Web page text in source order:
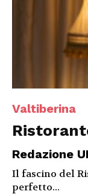
Valtiberina
Redazione
Il fascino del
perfetto...